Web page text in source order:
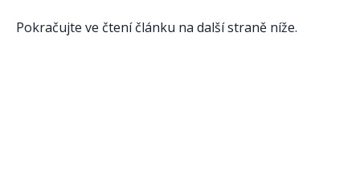
Pokračujte ve čtení článku na další straně níže.